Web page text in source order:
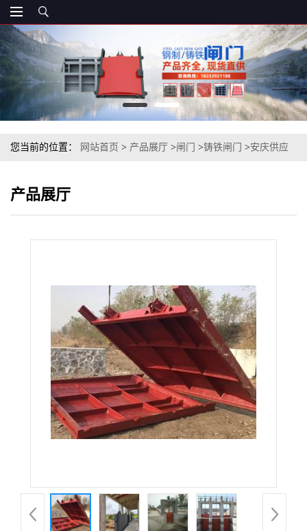
您当前的位置： 网站首页 > 产品展厅 >闸门 >铸铁闸门 >安庆供应
产品展厅